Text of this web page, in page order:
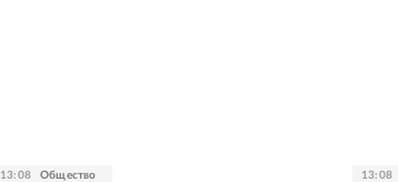
13:08 Общество 13:08